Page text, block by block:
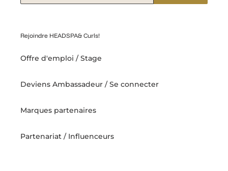
Rejoindre HEADSPA& Curls!
Offre d'emploi / Stage
Deviens Ambassadeur / Se connecter
Marques partenaires
Partenariat / Influenceurs